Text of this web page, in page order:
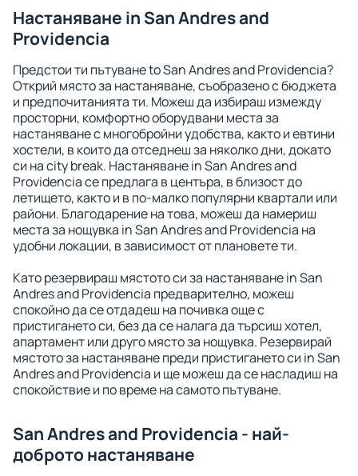
Настаняване in San Andres and
Providencia
Предстои ти пътуване to San Andres and Providencia?
Открий място за настаняване, съобразено с бюджета
и предпочитанията ти. Можеш да избираш измежду
просторни, комфортно оборудвани места за
настаняване с многобройни удобства, както и евтини
хостели, в които да отседнеш за няколко дни, докато
си на city break. Настаняване in San Andres and
Providencia се предлага в центъра, в близост до
летището, както и в по-малко популярни квартали или
райони. Благодарение на това, можеш да намериш
места за нощувка in San Andres and Providencia на
удобни локации, в зависимост от плановете ти.
Като резервираш мястото си за настаняване in San
Andres and Providencia предварително, можеш
спокойно да се отдадеш на почивка още с
пристигането си, без да се налага да търсиш хотел,
апартамент или друго място за нощувка. Резервирай
мястото за настаняване преди пристигането си in San
Andres and Providencia и ще можеш да се насладиш на
спокойствие и по време на самото пътуване.
San Andres and Providencia - най-
доброто настаняване